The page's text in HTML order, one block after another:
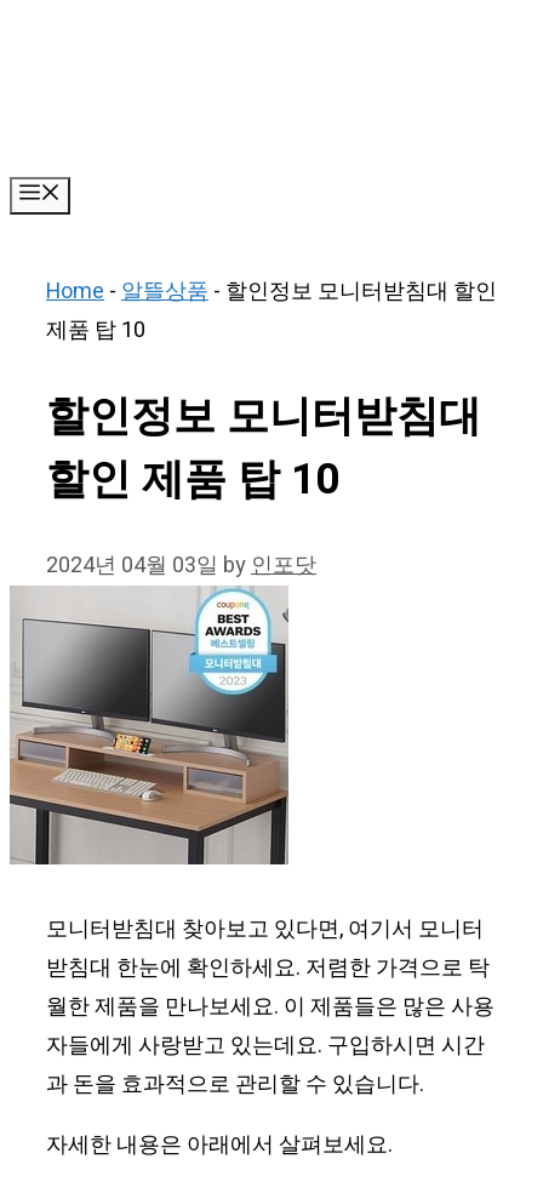
Home-알뜰상품- 할인정보 모니터받침대 할인
제품 탑 10
할인정보 모니터받침대
할인 제품 탑 10
2024년 04월 03일 by인포닷
모니터받침대 찾아보고 있다면, 여기서 모니터
받침대 한눈에 확인하세요. 저렴한 가격으로 탁
월한 제품을 만나보세요. 이 제품들은 많은 사용
자들에게 사랑받고 있는데요. 구입하시면 시간
과 돈을 효과적으로 관리할 수 있습니다.
자세한 내용은 아래에서 살펴보세요.